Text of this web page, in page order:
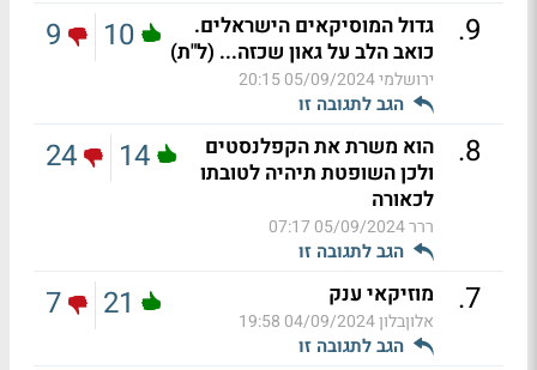
9
.
גדול המוסיקאים הישראלים.
כואב הלב על גאון שכזה... (ל"ת)
ירושלמי05/09/2024 20:15
הגב לתגובה זו
10
9
8
.
הוא משרת את הקפלנסטים
ולכן השופטת תיהיה לטובתו
לכאורה
ררר05/09/2024 07:17
הגב לתגובה זו
14
24
7
. מוזיקאי ענק
אלוןבלון04/09/2024 19:58
הגב לתגובה זו
21
7